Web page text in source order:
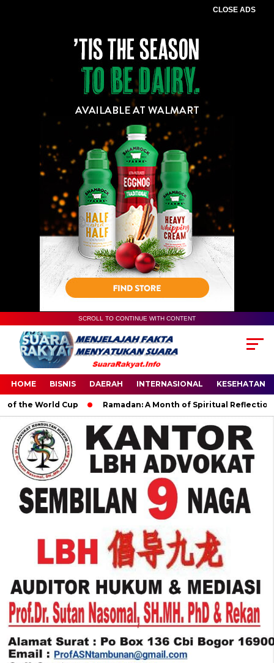
CLOSE ADS
SCROLL TO CONTINUE WITH CONTENT
HOME BISNIS DAERAH INTERNASIONAL KESEHATAN
World Cup Ramadan: A Month of Spiritual Reflection,